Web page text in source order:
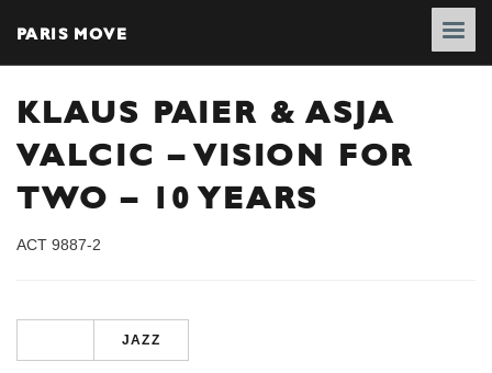
PARIS MOVE
KLAUS PAIER & ASJA
VALCIC – VISION FOR
TWO – 10 YEARS
ACT 9887-2
JAZZ